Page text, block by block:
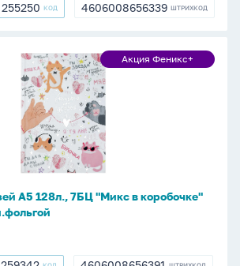
255250
255250 КОД 4606008656339
4606008656339 ШТРИХКОД
Акция
Акция Феникс+
А5 128л., 7БЦ "Микс в коробочке"